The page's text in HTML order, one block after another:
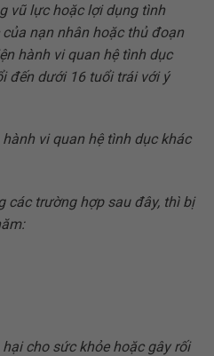
vũ lực hoặc lợi dụng tình
nạn nhân hoặc thủ đoạn
hành vi quan hệ tình dục
đến dưới 16 tuổi trái với ý
vi quan hệ tình dục khác
các trường hợp sau đây, thì bị
cho sức khỏe hoặc gây rối